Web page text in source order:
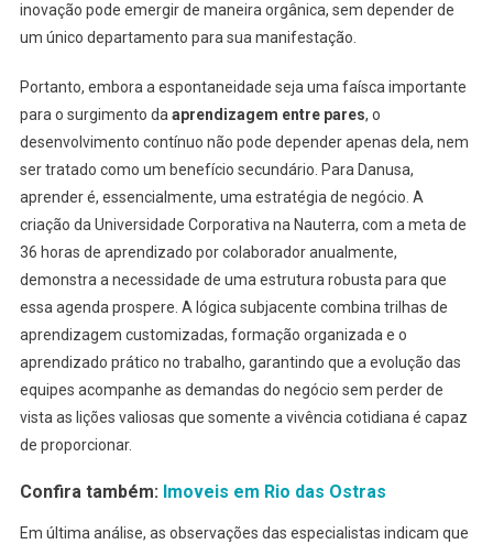
inovação pode emergir de maneira orgânica, sem depender de
um único departamento para sua manifestação.
Portanto, embora a espontaneidade seja uma faísca importante
para o surgimento da aprendizagem entre pares, o
desenvolvimento contínuo não pode depender apenas dela, nem
ser tratado como um benefício secundário. Para Danusa,
aprender é, essencialmente, uma estratégia de negócio. A
criação da Universidade Corporativa na Nauterra, com a meta de
36 horas de aprendizado por colaborador anualmente,
demonstra a necessidade de uma estrutura robusta para que
essa agenda prospere. A lógica subjacente combina trilhas de
aprendizagem customizadas, formação organizada e o
aprendizado prático no trabalho, garantindo que a evolução das
equipes acompanhe as demandas do negócio sem perder de
vista as lições valiosas que somente a vivência cotidiana é capaz
de proporcionar.
Confira também: Imoveis em Rio das Ostras
Em última análise, as observações das especialistas indicam que